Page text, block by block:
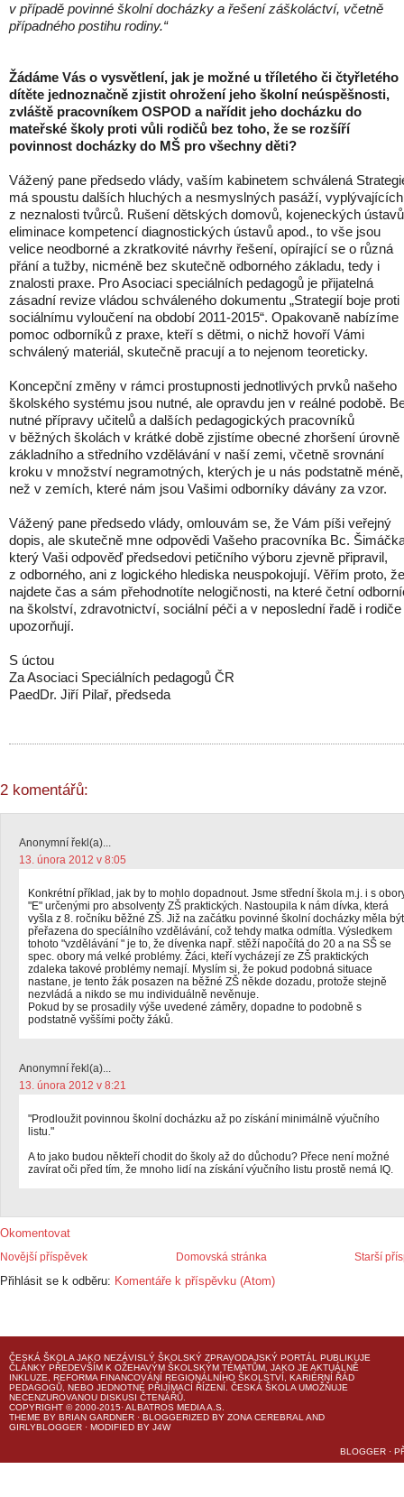
v případě povinné školní docházky a řešení záškoláctví, včetně
případného postihu rodiny.“
Žádáme Vás o vysvětlení, jak je možné u tříletého či čtyřletého
dítěte jednoznačně zjistit ohrožení jeho školní neúspěšnosti,
zvláště pracovníkem OSPOD a nařídit jeho docházku do
mateřské školy proti vůli rodičů bez toho, že se rozšíří
povinnost docházky do MŠ pro všechny děti?
Vážený pane předsedo vlády, vaším kabinetem schválená
má spoustu dalších hluchých a nesmyslných pasáží, vyplývajících
z neznalosti tvůrců. Rušení dětských domovů, kojeneckých
eliminace kompetencí diagnostických ústavů apod., to vše jsou
velice neodborné a zkratkovité návrhy řešení, opírající se o různá
přání a tužby, nicméně bez skutečně odborného základu, tedy i
znalosti praxe. Pro Asociaci speciálních pedagogů je přijatelná
zásadní revize vládou schváleného dokumentu „Strategií boje proti
sociálnímu vyloučení na období 2011-2015“. Opakovaně nabízíme
pomoc odborníků z praxe, kteří s dětmi, o nichž hovoří Vámi
schválený materiál, skutečně pracují a to nejenom teoreticky.
Koncepční změny v rámci prostupnosti jednotlivých prvků našeho
školského systému jsou nutné, ale opravdu jen v reálné podobě.
nutné přípravy učitelů a dalších pedagogických pracovníků
v běžných školách v krátké době zjistíme obecné zhoršení úrovně
základního a středního vzdělávání v naší zemi, včetně srovnání
kroku v množství negramotných, kterých je u nás podstatně méně,
než v zemích, které nám jsou Vašimi odborníky dávány za vzor.
Vážený pane předsedo vlády, omlouvám se, že Vám píši veřejný
dopis, ale skutečně mne odpovědi Vašeho pracovníka Bc.
který Vaši odpověď předsedovi petičního výboru zjevně připravil,
z odborného, ani z logického hlediska neuspokojují. Věřím proto, že
najdete čas a sám přehodnotíte nelogičnosti, na které četní
na školství, zdravotnictví, sociální péči a v neposlední řadě i rodiče
upozorňují.
S úctou
Za Asociaci Speciálních pedagogů ČR
PaedDr. Jiří Pilař, předseda
2 komentářů:
Anonymní řekl(a)...
13. února 2012 v 8:05
Konkrétní příklad, jak by to mohlo dopadnout. Jsme střední škola m.j. i s
"E" určenými pro absolventy ZŠ praktických. Nastoupila k nám dívka, která
vyšla z 8. ročníku běžné ZŠ. Již na začátku povinné školní docházky měla být
přeřazena do specíálního vzdělávání, což tehdy matka odmítla. Výsledkem
tohoto "vzdělávání " je to, že dívenka např. stěží napočítá do 20 a na SŠ se
spec. obory má velké problémy. Žáci, kteří vycházejí ze ZŠ praktických
zdaleka takové problémy nemají. Myslím si, že pokud podobná situace
nastane, je tento žák posazen na běžné ZŠ někde dozadu, protože stejně
nezvládá a nikdo se mu individuálně nevěnuje.
Pokud by se prosadily výše uvedené záměry, dopadne to podobně s
podstatně vyššími počty žáků.
Anonymní řekl(a)...
13. února 2012 v 8:21
"Prodloužit povinnou školní docházku až po získání minimálně výučního
listu."
A to jako budou někteří chodit do školy až do důchodu? Přece není možné
zavírat oči před tím, že mnoho lidí na získání výučního listu prostě nemá IQ.
Okomentovat
Novější příspěvek Starší
Domovská stránka
Přihlásit se k odběru: Komentáře k příspěvku (Atom)
ČESKÁ ŠKOLA JAKO NEZÁVISLÝ ŠKOLSKÝ ZPRAVODAJSKÝ PORTÁL PUBLIKUJE
ČLÁNKY PŘEDEVŠÍM K OŽEHAVÝM ŠKOLSKÝM TÉMATŮM, JAKO JE AKTUÁLNĚ
INKLUZE, REFORMA FINANCOVÁNÍ REGIONÁLNÍHO ŠKOLSTVÍ, KARIÉRNÍ ŘÁD
PEDAGOGŮ, NEBO JEDNOTNÉ PŘIJÍMACÍ ŘÍZENÍ. ČESKÁ ŠKOLA UMOŽŇUJE
NECENZUROVANOU DISKUSI ČTENÁŘŮ.
COPYRIGHT © 2000-2015· ALBATROS MEDIA A.S.
THEME BY BRIAN GARDNER · BLOGGERIZED BY ZONA CEREBRAL AND
GIRLYBLOGGER · MODIFIED BY J4W
BLOGGER ·